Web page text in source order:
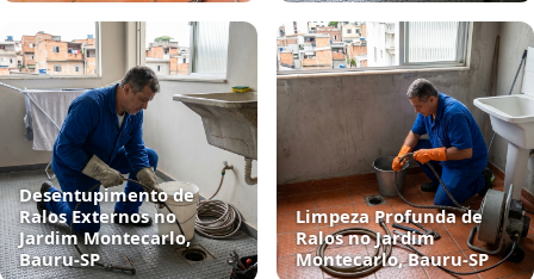
Desentupimento de
Ralos Externos no
Jardim Montecarlo,
Bauru‑SP
Limpeza Profunda de
Ralos no Jardim
Montecarlo, Bauru‑SP